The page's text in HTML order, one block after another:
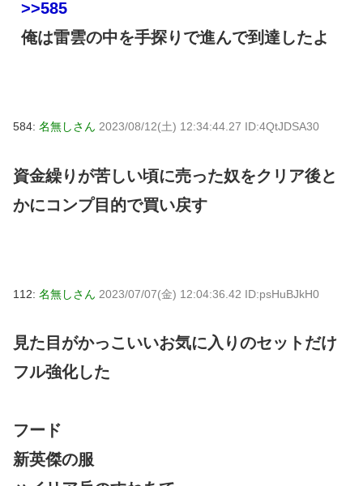
>>585
俺は雷雲の中を手探りで進んで到達したよ
584: 名無しさん 2023/08/12(土) 12:34:44.27 ID:4QtJDSA30
資金繰りが苦しい頃に売った奴をクリア後と
かにコンプ目的で買い戻す
112: 名無しさん 2023/07/07(金) 12:04:36.42 ID:psHuBJkH0
見た目がかっこいいお気に入りのセットだけ
フル強化した
フード
新英傑の服